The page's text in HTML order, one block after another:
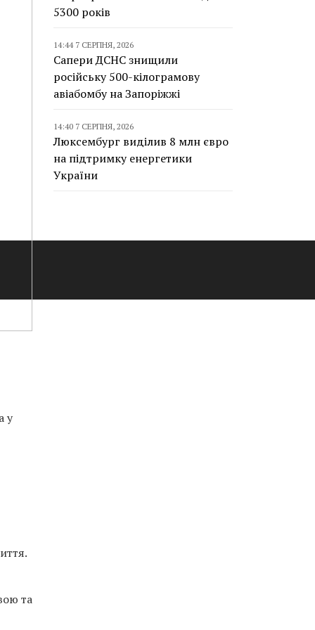
у
та
5300 років
14:44 7 СЕРПНЯ, 2026
Сапери ДСНС знищили
російську 500-кілограмову
авіабомбу на Запоріжжі
14:40 7 СЕРПНЯ, 2026
Люксембург виділив 8 млн євро
на підтримку енергетики
України